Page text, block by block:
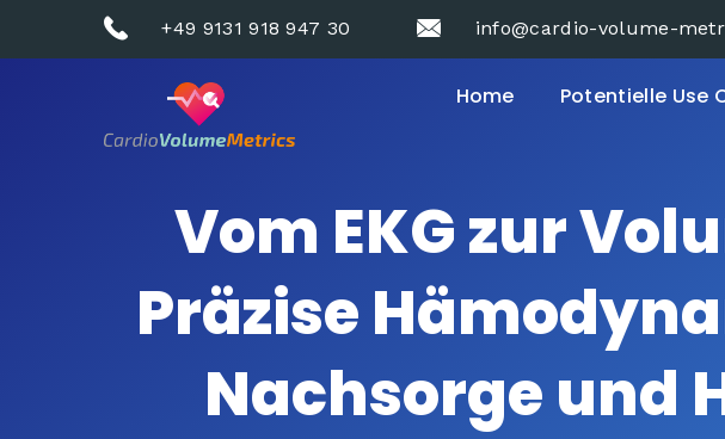
+49 9131 918 947 30 info@cardio-volume-
Home Potentielle Use
Vom EKG zur
Präzise
Nachsorge und